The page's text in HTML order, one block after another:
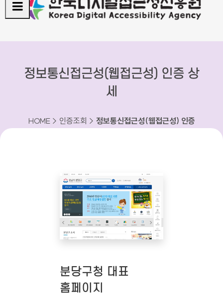
정보통신접근성(웹접근성) 인증 상
세
HOME > 인증조회 > 정보통신접근성(웹접근성) 인증
분당구청 대표
홈페이지